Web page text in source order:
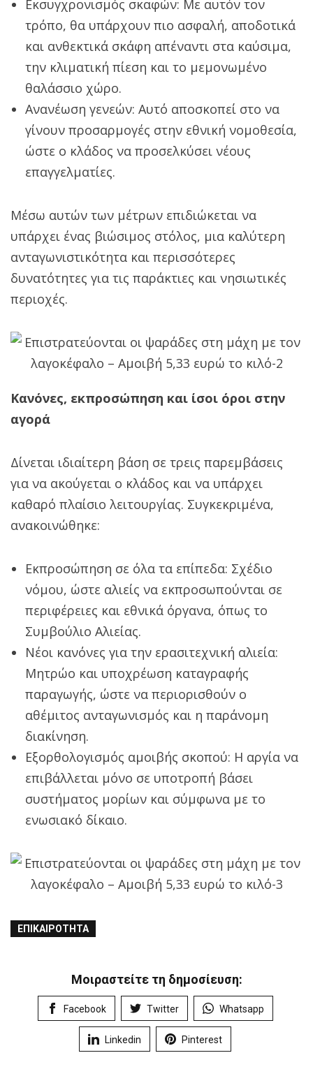
Εκσυγχρονισμός σκαφών: Με αυτόν τον
τρόπο, θα υπάρχουν πιο ασφαλή, αποδοτικά
και ανθεκτικά σκάφη απέναντι στα καύσιμα,
την κλιματική πίεση και το μεμονωμένο
θαλάσσιο χώρο.
Ανανέωση γενεών: Αυτό αποσκοπεί στο να
γίνουν προσαρμογές στην εθνική νομοθεσία,
ώστε ο κλάδος να προσελκύσει νέους
επαγγελματίες.
Μέσω αυτών των μέτρων επιδιώκεται να
υπάρχει ένας βιώσιμος στόλος, μια καλύτερη
ανταγωνιστικότητα και περισσότερες
δυνατότητες για τις παράκτιες και νησιωτικές
περιοχές.
Κανόνες, εκπροσώπηση και ίσοι όροι στην
αγορά
Δίνεται ιδιαίτερη βάση σε τρεις παρεμβάσεις
για να ακούγεται ο κλάδος και να υπάρχει
καθαρό πλαίσιο λειτουργίας. Συγκεκριμένα,
ανακοινώθηκε:
Εκπροσώπηση σε όλα τα επίπεδα: Σχέδιο
νόμου, ώστε αλιείς να εκπροσωπούνται σε
περιφέρειες και εθνικά όργανα, όπως το
Συμβούλιο Αλιείας.
Νέοι κανόνες για την ερασιτεχνική αλιεία:
Μητρώο και υποχρέωση καταγραφής
παραγωγής, ώστε να περιορισθούν ο
αθέμιτος ανταγωνισμός και η παράνομη
διακίνηση.
Εξορθολογισμός αμοιβής σκοπού: Η αργία να
επιβάλλεται μόνο σε υποτροπή βάσει
συστήματος μορίων και σύμφωνα με το
ενωσιακό δίκαιο.
ΕΠΙΚΑΙΡΌΤΗΤΑ
Μοιραστείτε τη δημοσίευση:
Facebook Twitter Whatsapp
Linkedin Pinterest